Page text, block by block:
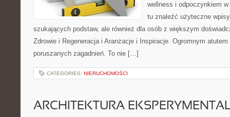
wellness i odpoczynkiem
tu znaleźć użyteczne
szukających podstaw, ale również dla osób z większym
Zdrowie i Regeneracja i Aranżacje i Inspiracje. Ogromnym
poruszanych zagadnień. To nie […]
CATEGORIES: NIERUCHOMOŚCI
ARCHITEKTURA